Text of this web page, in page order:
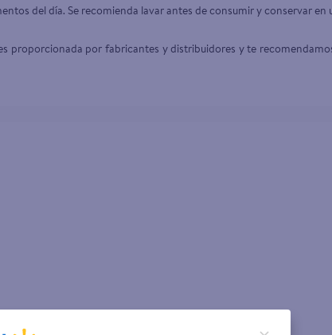
del día. Se recomienda lavar antes de consumir y conservar
por fabricantes y distribuidores y te